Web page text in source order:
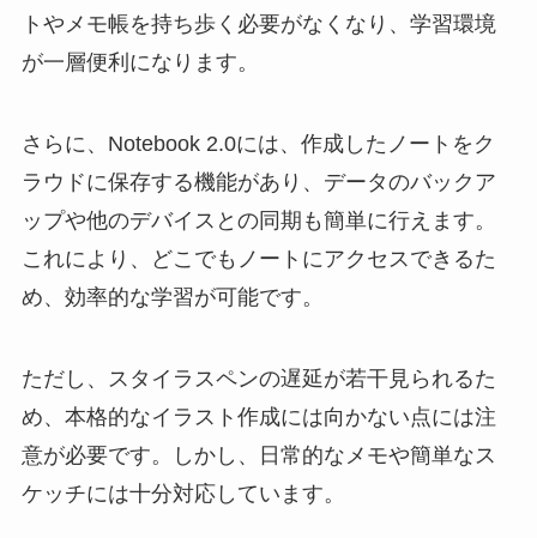
トやメモ帳を持ち歩く必要がなくなり、学習環境
が一層便利になります。
さらに、Notebook 2.0には、作成したノートをク
ラウドに保存する機能があり、データのバックア
ップや他のデバイスとの同期も簡単に行えます。
これにより、どこでもノートにアクセスできるた
め、効率的な学習が可能です。
ただし、スタイラスペンの遅延が若干見られるた
め、本格的なイラスト作成には向かない点には注
意が必要です。しかし、日常的なメモや簡単なス
ケッチには十分対応しています。